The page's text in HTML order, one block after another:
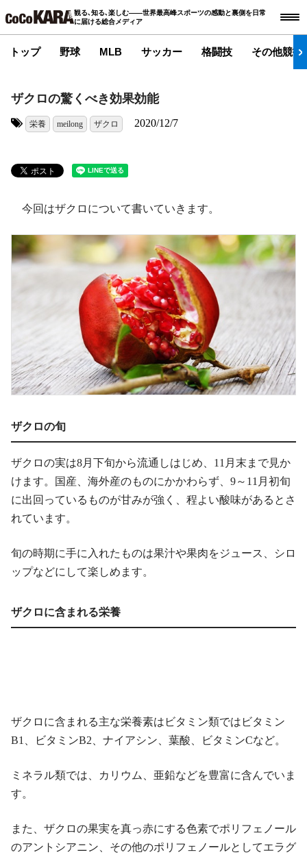
観る､知る､楽しむ――世界最高峰スポーツの感動と裏側を日常
に届ける総合メディア
トップ 野球 MLB サッカー 格闘技 その他競技
ザクロの驚くべき効果効能
栄養 meilong ザクロ 2020/12/7
今回はザクロについて書いていきます。
ザクロの旬
ザクロの実は8月下旬から流通しはじめ、11月末まで見か
けます。国産、海外産のものにかかわらず、9～11月初旬
に出回っているものが甘みが強く、程よい酸味があるとさ
れています。
旬の時期に手に入れたものは果汁や果肉をジュース、シロ
ップなどにして楽しめます。
ザクロに含まれる栄養
ザクロに含まれる主な栄養素はビタミン類ではビタミン
B1、ビタミンB2、ナイアシン、葉酸、ビタミンCなど。
ミネラル類では、カリウム、亜鉛などを豊富に含んでいま
す。
また、ザクロの果実を真っ赤にする色素でポリフェノール
のアントシアニン、その他のポリフェノールとしてエラグ